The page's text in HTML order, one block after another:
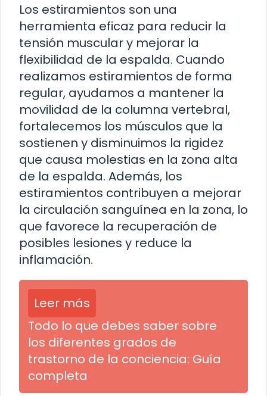
Los estiramientos son una
herramienta eficaz para reducir la
tensión muscular y mejorar la
flexibilidad de la espalda. Cuando
realizamos estiramientos de forma
regular, ayudamos a mantener la
movilidad de la columna vertebral,
fortalecemos los músculos que la
sostienen y disminuimos la rigidez
que causa molestias en la zona alta
de la espalda. Además, los
estiramientos contribuyen a mejorar
la circulación sanguínea en la zona, lo
que favorece la recuperación de
posibles lesiones y reduce la
inflamación.
Leer más
Todo lo que debes saber sobre
los diferentes grados de
trastorno de la conciencia: Guía
completa